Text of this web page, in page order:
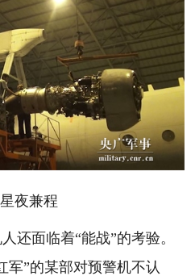
兼程
面临着“能战”的考验。
军”的某部对预警机不认